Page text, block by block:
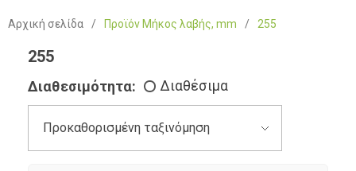
Αρχική σελίδα / Προϊόν Μήκος λαβής, mm / 255
255
Διαθεσιμότητα: Διαθέσιμα